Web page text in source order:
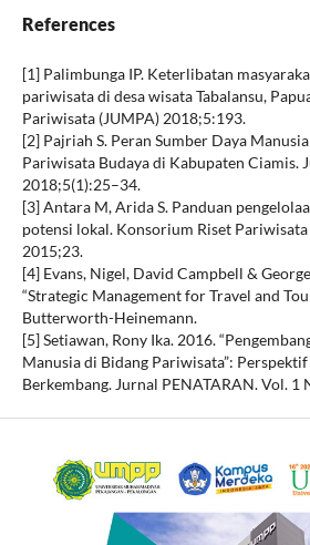
References
[1] Palimbunga IP. Keterlibatan
pariwisata di desa wisata Tabalansu,
Pariwisata (JUMPA) 2018;5:193.
[2] Pajriah S. Peran Sumber Daya
Pariwisata Budaya di Kabupaten Ciamis.
2018;5(1):25–34.
[3] Antara M, Arida S. Panduan
potensi lokal. Konsorium Riset
2015;23.
[4] Evans, Nigel, David Campbell &
“Strategic Management for Travel and
Butterworth-Heinemann.
[5] Setiawan, Rony Ika. 2016.
Manusia di Bidang Pariwisata”:
Berkembang. Jurnal PENATARAN. Vol. 1